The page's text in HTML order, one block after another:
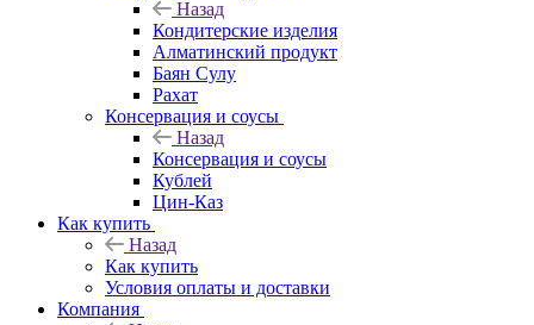
Назад
Кондитерские изделия
Алматинский продукт
Баян Сулу
Рахат
Консервация и соусы
Назад
Консервация и соусы
Кублей
Цин-Каз
Как купить
Назад
Как купить
Условия оплаты и доставки
Компания